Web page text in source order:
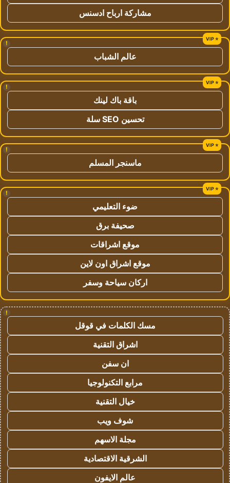
مشاركة ارباح ادسنس
!
عالم الشباب
!
باقة باك لينك
تحسين SEO سلة
!
ماسنجر المسلم
!
ضوء التعليمي
صحيفة برق
موقع اشراقات
موقع اشراق اون لاين
اركان سياحة وسفر
!
مسك الكلمات في قوقل
اشراق التقنية
ان سفن
مرابع التكنولوجيا
خيال التقنية
شوف ويب
مجلة الاسهم
الشرقية الاقتصادية
عالم الايفون